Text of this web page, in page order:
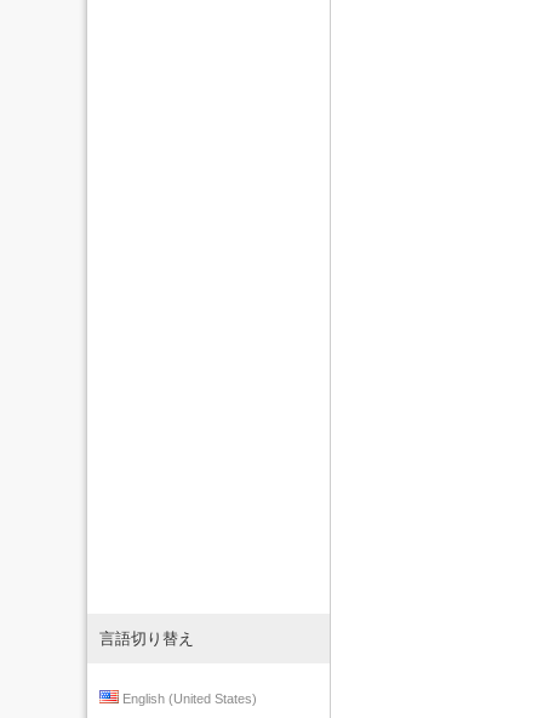
言語切り替え
English (United States)